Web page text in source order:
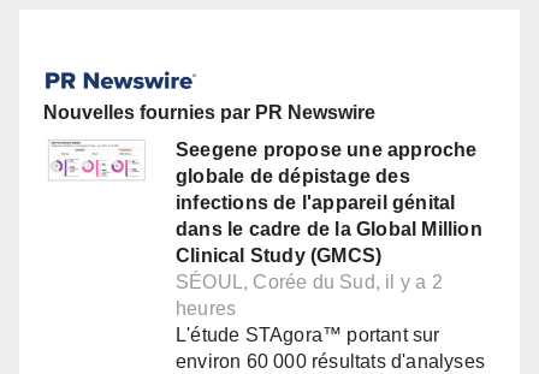
Nouvelles fournies par PR Newswire
Seegene propose une approche
globale de dépistage des
infections de l'appareil génital
dans le cadre de la Global Million
Clinical Study (GMCS)
SÉOUL, Corée du Sud, il y a 2
heures
L'étude STAgora™ portant sur
environ 60 000 résultats d'analyses